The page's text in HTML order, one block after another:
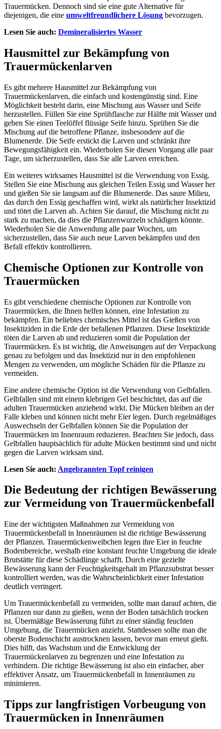
Trauermücken. Dennoch sind sie eine gute Alternative für
diejenigen, die eine umweltfreundlichere Lösung bevorzugen.
Lesen Sie auch: Demineralisiertes Wasser
Hausmittel zur Bekämpfung von
Trauermückenlarven
Es gibt mehrere Hausmittel zur Bekämpfung von
Trauermückenlarven, die einfach und kostengünstig sind. Eine
Möglichkeit besteht darin, eine Mischung aus Wasser und Seife
herzustellen. Füllen Sie eine Sprühflasche zur Hälfte mit Wasser und
geben Sie einen Teelöffel flüssige Seife hinzu. Sprühen Sie die
Mischung auf die betroffene Pflanze, insbesondere auf die
Blumenerde. Die Seife erstickt die Larven und schränkt ihre
Bewegungsfähigkeit ein. Wiederholen Sie diesen Vorgang alle paar
Tage, um sicherzustellen, dass Sie alle Larven erreichen.
Ein weiteres wirksames Hausmittel ist die Verwendung von Essig.
Stellen Sie eine Mischung aus gleichen Teilen Essig und Wasser her
und gießen Sie sie langsam auf die Blumenerde. Das saure Milieu,
das durch den Essig geschaffen wird, wirkt als natürlicher Insektizid
und tötet die Larven ab. Achten Sie darauf, die Mischung nicht zu
stark zu machen, da dies die Pflanzenwurzeln schädigen könnte.
Wiederholen Sie die Anwendung alle paar Wochen, um
sicherzustellen, dass Sie auch neue Larven bekämpfen und den
Befall effektiv kontrollieren.
Chemische Optionen zur Kontrolle von
Trauermücken
Es gibt verschiedene chemische Optionen zur Kontrolle von
Trauermücken, die Ihnen helfen können, eine Infestation zu
bekämpfen. Ein beliebtes chemisches Mittel ist das Gießen von
Insektiziden in die Erde der befallenen Pflanzen. Diese Insektizide
töten die Larven ab und reduzieren somit die Population der
Trauermücken. Es ist wichtig, die Anweisungen auf der Verpackung
genau zu befolgen und das Insektizid nur in den empfohlenen
Mengen zu verwenden, um mögliche Schäden für die Pflanze zu
vermeiden.
Eine andere chemische Option ist die Verwendung von Gelbfallen.
Gelbfallen sind mit einem klebrigen Gel beschichtet, das auf die
adulten Trauermücken anziehend wirkt. Die Mücken bleiben an der
Falle kleben und können nicht mehr Eier legen. Durch regelmäßiges
Auswechseln der Gelbfallen können Sie die Population der
Trauermücken im Innenraum reduzieren. Beachten Sie jedoch, dass
Gelbfallen hauptsächlich für adulte Mücken bestimmt sind und nicht
gegen die Larven wirksam sind.
Lesen Sie auch: Angebrannten Topf reinigen
Die Bedeutung der richtigen Bewässerung
zur Vermeidung von Trauermückenbefall
Eine der wichtigsten Maßnahmen zur Vermeidung von
Trauermückenbefall in Innenräumen ist die richtige Bewässerung
der Pflanzen. Trauermückenweibchen legen ihre Eier in feuchte
Bodenbereiche, weshalb eine konstant feuchte Umgebung die ideale
Brutstätte für diese Schädlinge schafft. Durch eine gezielte
Bewässerung kann der Feuchtigkeitsgehalt im Pflanzsubstrat besser
kontrolliert werden, was die Wahrscheinlichkeit einer Infestation
deutlich verringert.
Um Trauermückenbefall zu vermeiden, sollte man darauf achten, die
Pflanzen nur dann zu gießen, wenn der Boden tatsächlich trocken
ist. Übermäßige Bewässerung führt zu einer ständig feuchten
Umgebung, die Trauermücken anzieht. Stattdessen sollte man die
oberste Bodenschicht austrocknen lassen, bevor man erneut gießt.
Dies hilft, das Wachstum und die Entwicklung der
Trauermückenlarven zu begrenzen und eine Infestation zu
verhindern. Die richtige Bewässerung ist also ein einfacher, aber
effektiver Ansatz, um Trauermückenbefall in Innenräumen zu
minimieren.
Tipps zur langfristigen Vorbeugung von
Trauermücken in Innenräumen